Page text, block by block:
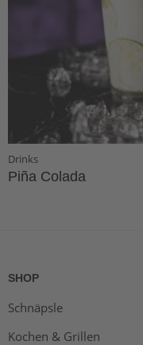
Drinks
Piña Colada
SHOP
Schnäpsle
Kochen & Grillen